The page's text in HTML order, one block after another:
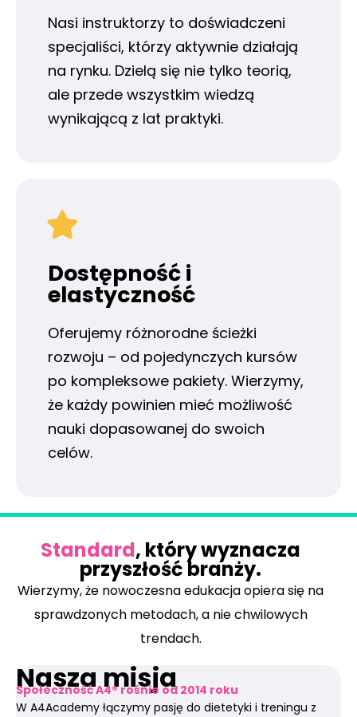
Nasi instruktorzy to doświadczeni
specjaliści, którzy aktywnie działają
na rynku. Dzielą się nie tylko teorią,
ale przede wszystkim wiedzą
wynikającą z lat praktyki.
Dostępność i
elastyczność
Oferujemy różnorodne ścieżki
rozwoju – od pojedynczych kursów
po kompleksowe pakiety. Wierzymy,
że każdy powinien mieć możliwość
nauki dopasowanej do swoich
celów.
Standard, który wyznacza
przyszłość branży.
Wierzymy, że nowoczesna edukacja opiera się na
sprawdzonych metodach, a nie chwilowych
trendach.
Nasza misja
Społeczność A4® rośnie od 2014 roku
W A4Academy łączymy pasję do dietetyki i treningu z